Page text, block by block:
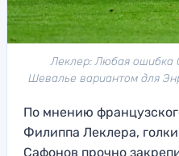
Леклер: Любая ошибка
Шевалье вариантом для
По мнению
Филиппа Леклера,
Сафонов прочно